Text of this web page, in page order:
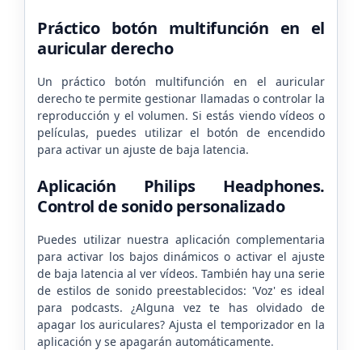
Práctico botón multifunción en el
auricular derecho
Un práctico botón multifunción en el auricular
derecho te permite gestionar llamadas o controlar la
reproducción y el volumen. Si estás viendo vídeos o
películas, puedes utilizar el botón de encendido
para activar un ajuste de baja latencia.
Aplicación Philips Headphones.
Control de sonido personalizado
Puedes utilizar nuestra aplicación complementaria
para activar los bajos dinámicos o activar el ajuste
de baja latencia al ver vídeos. También hay una serie
de estilos de sonido preestablecidos: 'Voz' es ideal
para podcasts. ¿Alguna vez te has olvidado de
apagar los auriculares? Ajusta el temporizador en la
aplicación y se apagarán automáticamente.